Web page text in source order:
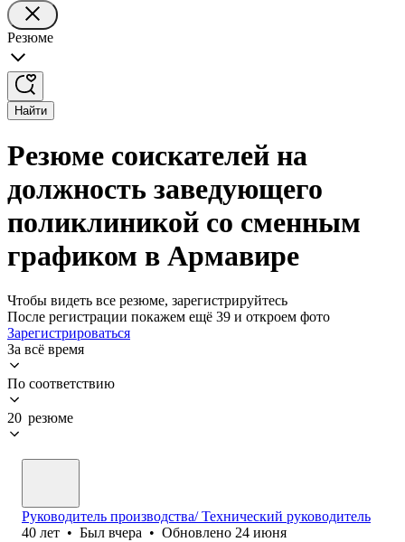
Резюме
Найти
Резюме соискателей на
должность заведующего
поликлиникой со сменным
графиком в Армавире
Чтобы видеть все резюме, зарегистрируйтесь
После регистрации покажем ещё 39 и откроем фото
Зарегистрироваться
За всё время
По соответствию
20 резюме
Руководитель производства/ Технический руководитель
40 лет • Был вчера • Обновлено 24 июня